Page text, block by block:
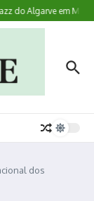
do Algarve em
dos